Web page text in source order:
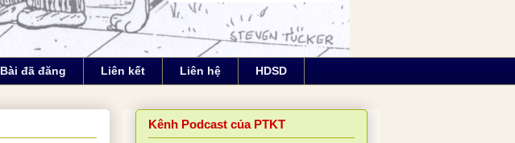
Bài đã đăng Liên kết Liên hệ HDSD
Kênh Podcast của PTKT